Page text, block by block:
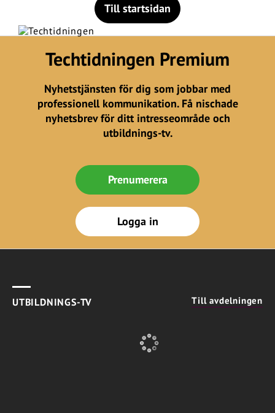
Till startsidan
Techtidningen Premium
Nyhetstjänsten för dig som jobbar med
professionell kommunikation. Få nischade
nyhetsbrev för ditt intresseområde och
utbildnings-tv.
Prenumerera
Logga in
UTBILDNINGS-TV Till avdelningen